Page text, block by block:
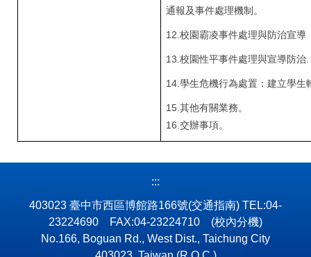
通報及事件處理機制。
12. 校園霸凌事件處理與防治宣導
13. 校園性平事件處理與宣導防治.
14. 學生危機行為處置：建立學生
15. 其他有關業務。
16.交辦事項。
:::
403023 臺中市西區博館路166號(交通指南) TEL:04-
23224690 FAX:04-23224710 (校內分機)
No.166, Boguan Rd., West Dist., Taichung City